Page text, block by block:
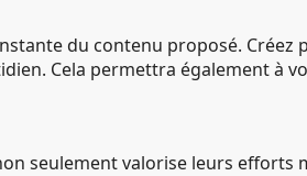
du contenu proposé.
Cela permettra également à
seulement valorise leurs efforts